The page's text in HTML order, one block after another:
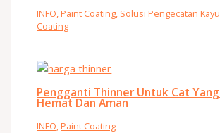
INFO,Paint Coating, Solusi Pengecatan
Coating
Pengganti Thinner Untuk Cat
Hemat Dan Aman
INFO,Paint Coating